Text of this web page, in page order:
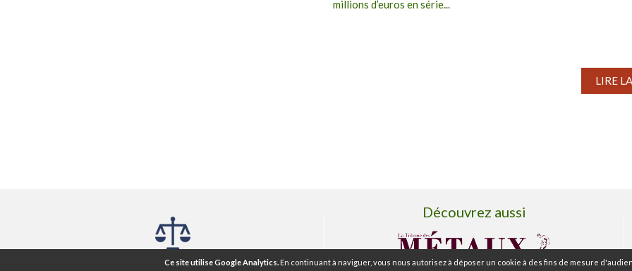
Ce site utilise Google Analytics.En continuant à naviguer, vous nous autorisez à déposer un cookie à des fins de mesure
millions d’euros en série...
LIRE
Mentions légales ® CGU CGV
Découvrez aussi